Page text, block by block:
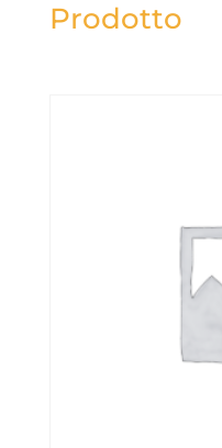
Prodotto